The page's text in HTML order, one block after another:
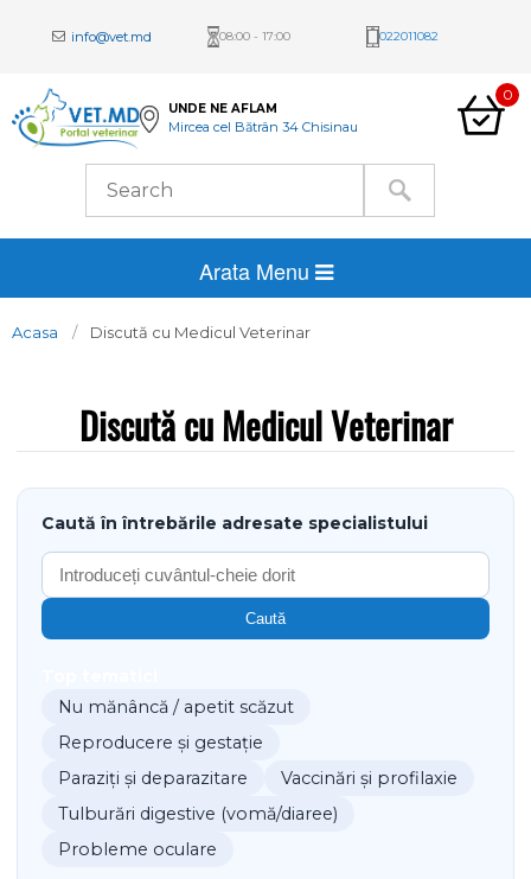
info@vet.md 08:00 - 17:00 022011082
UNDE NE AFLAM
Mircea cel Bătrân 34 Chisinau
0
Arata Menu
Acasa Discută cu Medicul Veterinar
Discută cu Medicul Veterinar
Caută în întrebările adresate specialistului
Caută
Nu mănâncă / apetit scăzut
Reproducere și gestație
Paraziți și deparazitare
Vaccinări și profilaxie
Tulburări digestive (vomă/diaree)
Probleme oculare